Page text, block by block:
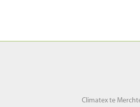
Climatex te